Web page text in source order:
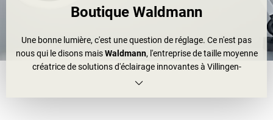
Boutique Waldmann
Une bonne lumière, c'est une question de réglage. Ce n'est pas
nous qui le disons maisWaldmann, l'entreprise de taille moyenne
créatrice de solutions d'éclairage innovantes à Villingen-
Schwenningen. Les ingénieurs qui y travaillent savent de quoi ils